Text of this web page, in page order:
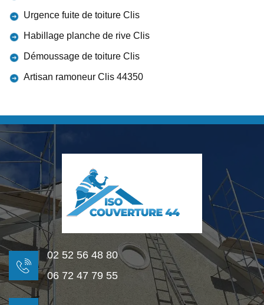
Urgence fuite de toiture Clis
Habillage planche de rive Clis
Démoussage de toiture Clis
Artisan ramoneur Clis 44350
02 52 56 48 80
06 72 47 79 55